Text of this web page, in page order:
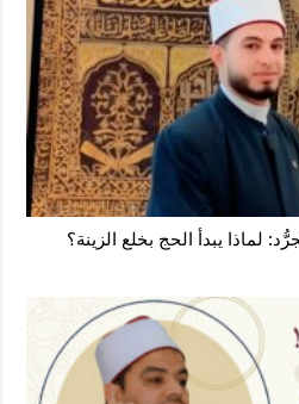
لماذا يبدأ الحج بخلع الزينة؟